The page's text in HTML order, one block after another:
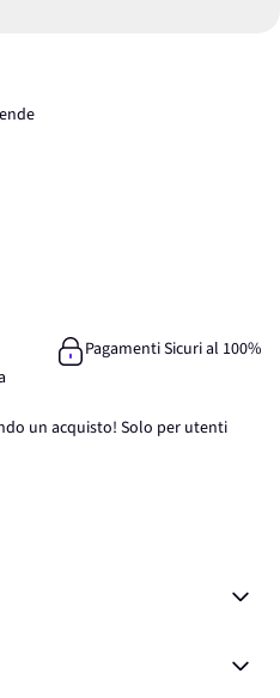
Pagamenti Sicuri al 100%
un acquisto! Solo per utenti